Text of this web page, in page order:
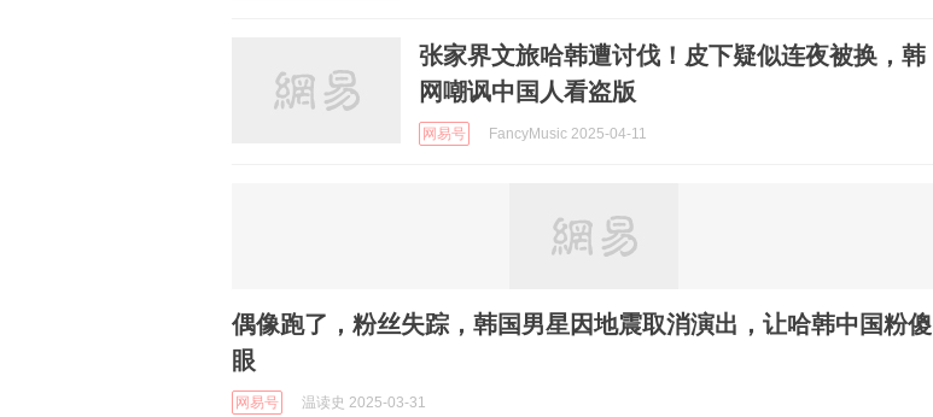
张家界文旅哈韩遭讨伐！皮下疑似连夜被换，韩
网嘲讽中国人看盗版
网易号 FancyMusic 2025-04-11
偶像跑了，粉丝失踪，韩国男星因地震取消演出，让哈韩中国粉傻
眼
网易号 温读史 2025-03-31